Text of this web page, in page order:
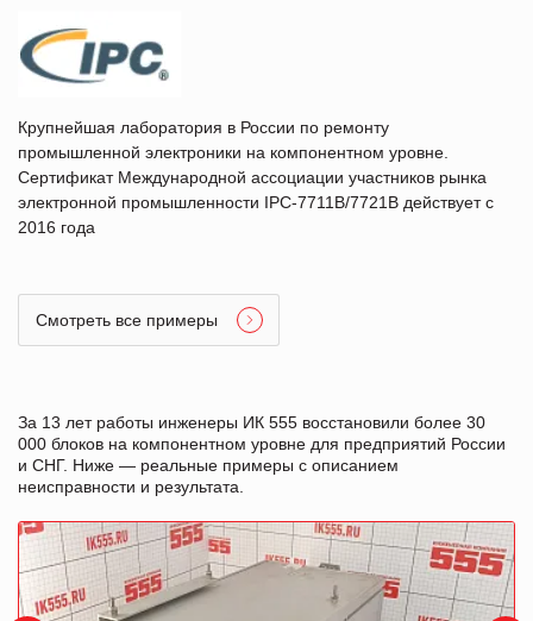
Крупнейшая лаборатория в России по ремонту
промышленной электроники на компонентном уровне.
Сертификат Международной ассоциации участников рынка
электронной промышленности IPC-7711B/7721B действует с
2016 года
Смотреть все примеры
За 13 лет работы инженеры ИК 555 восстановили более 30
000 блоков на компонентном уровне для предприятий России
и СНГ. Ниже — реальные примеры с описанием
неисправности и результата.